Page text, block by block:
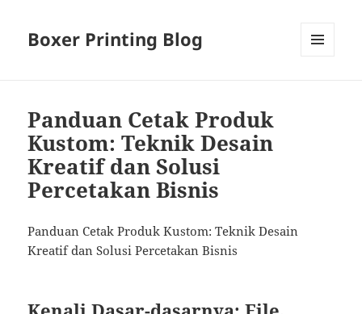
Boxer Printing Blog
Panduan Cetak Produk
Kustom: Teknik Desain
Kreatif dan Solusi
Percetakan Bisnis
Panduan Cetak Produk Kustom: Teknik Desain
Kreatif dan Solusi Percetakan Bisnis